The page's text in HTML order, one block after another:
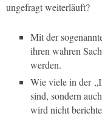
ungefragt weiterläuft?
Mit der
ihren wahren
werden.
Wie viele in der
sind, sondern
wird nicht